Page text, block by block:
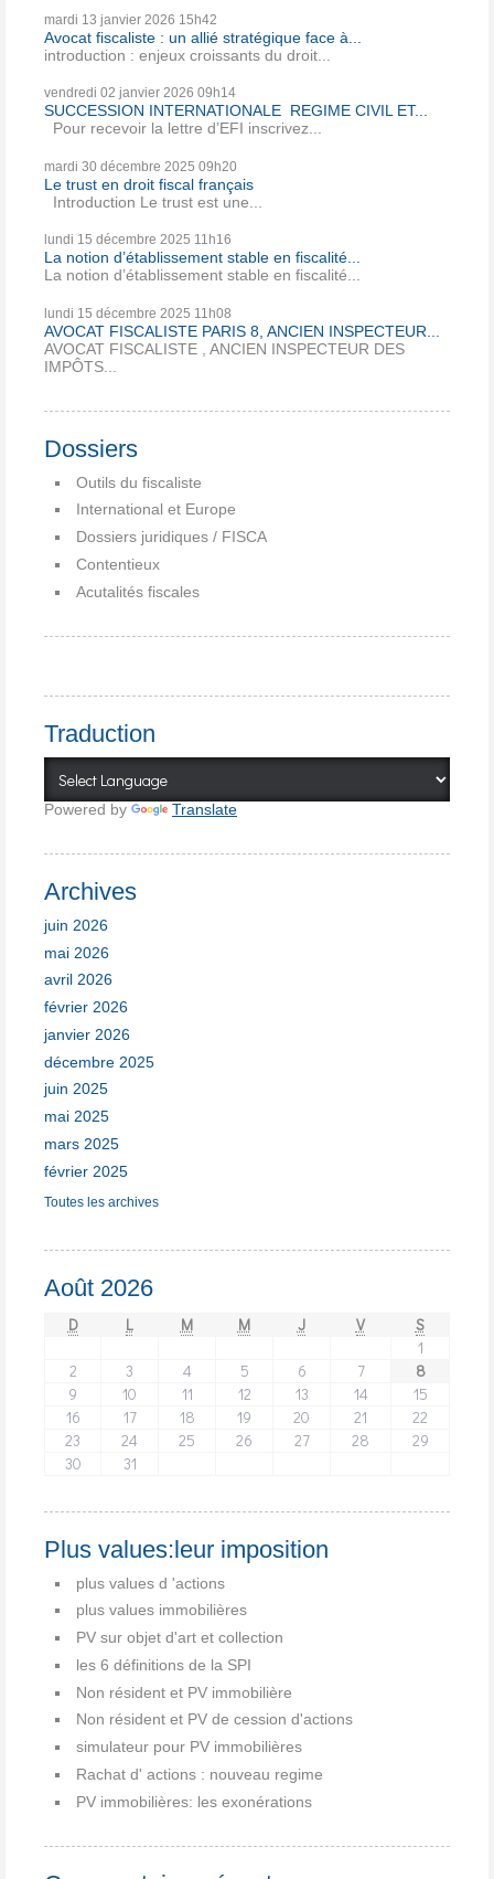
mardi 13 janvier 2026 15h42
Avocat fiscaliste : un allié stratégique face à...
introduction : enjeux croissants du droit...
vendredi 02 janvier 2026 09h14
SUCCESSION INTERNATIONALE REGIME CIVIL ET...
Pour recevoir la lettre d’EFI inscrivez...
mardi 30 décembre 2025 09h20
Le trust en droit fiscal français
Introduction Le trust est une...
lundi 15 décembre 2025 11h16
La notion d’établissement stable en fiscalité...
La notion d’établissement stable en fiscalité...
lundi 15 décembre 2025 11h08
AVOCAT FISCALISTE PARIS 8, ANCIEN INSPECTEUR...
AVOCAT FISCALISTE , ANCIEN INSPECTEUR DES
IMPÔTS...
Dossiers
Outils du fiscaliste
International et Europe
Dossiers juridiques / FISCA
Contentieux
Acutalités fiscales
Traduction
Powered by Translate
Archives
juin 2026
mai 2026
avril 2026
février 2026
janvier 2026
décembre 2025
juin 2025
mai 2025
mars 2025
février 2025
Toutes les archives
Août 2026
D L M M J V
S
1
2
3 4 5 6 7
8
9
10 11 12 13 14
15
16
17 18 19 20 21
22
23
24 25 26 27 28
29
30
31
Plus values:leur imposition
plus values d 'actions
plus values immobilières
PV sur objet d'art et collection
les 6 définitions de la SPI
Non résident et PV immobilière
Non résident et PV de cession d'actions
simulateur pour PV immobilières
Rachat d' actions : nouveau regime
PV immobilières: les exonérations